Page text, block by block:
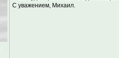
С уважением, Михаил.